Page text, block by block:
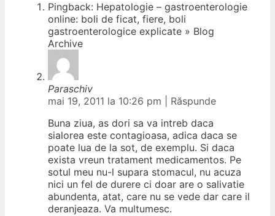
Pingback: Hepatologie – gastroenterologie
online: boli de ficat, fiere, boli
gastroenterologice explicate » Blog
Archive
Paraschiv
mai 19, 2011 la 10:26 pm
Răspunde
Buna ziua, as dori sa va intreb daca
sialorea este contagioasa, adica daca se
poate lua de la sot, de exemplu. Si daca
exista vreun tratament medicamentos. Pe
sotul meu nu-l supara stomacul, nu acuza
nici un fel de durere ci doar are o salivatie
abundenta, atat, care nu se vede dar care il
deranjeaza. Va multumesc.